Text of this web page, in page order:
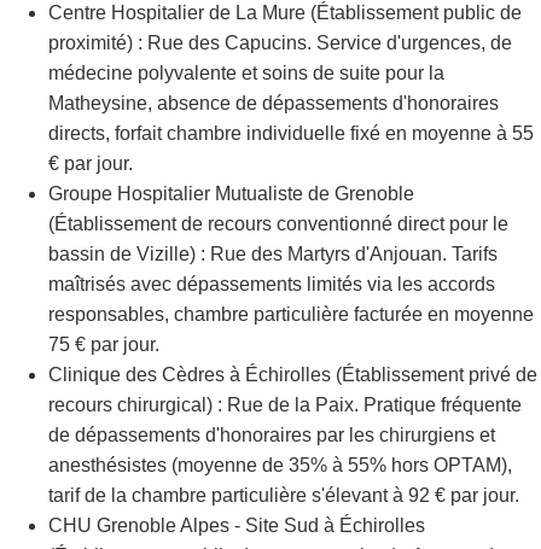
Centre Hospitalier de La Mure (Établissement public de
proximité) : Rue des Capucins. Service d'urgences, de
médecine polyvalente et soins de suite pour la
Matheysine, absence de dépassements d'honoraires
directs, forfait chambre individuelle fixé en moyenne à 55
€ par jour.
Groupe Hospitalier Mutualiste de Grenoble
(Établissement de recours conventionné direct pour le
bassin de Vizille) : Rue des Martyrs d'Anjouan. Tarifs
maîtrisés avec dépassements limités via les accords
responsables, chambre particulière facturée en moyenne
75 € par jour.
Clinique des Cèdres à Échirolles (Établissement privé de
recours chirurgical) : Rue de la Paix. Pratique fréquente
de dépassements d'honoraires par les chirurgiens et
anesthésistes (moyenne de 35% à 55% hors OPTAM),
tarif de la chambre particulière s'élevant à 92 € par jour.
CHU Grenoble Alpes - Site Sud à Échirolles